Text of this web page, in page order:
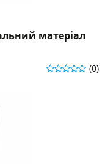
матеріал
(0)